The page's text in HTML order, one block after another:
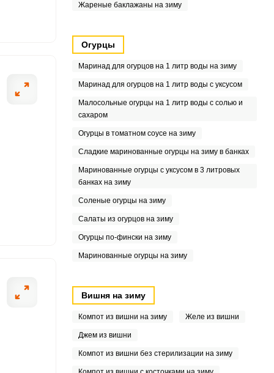
Жареные баклажаны на зиму
Огурцы
Маринад для огурцов на 1 литр воды на зиму
Маринад для огурцов на 1 литр воды с уксусом
Малосольные огурцы на 1 литр воды с солью и
сахаром
Огурцы в томатном соусе на зиму
Сладкие маринованные огурцы на зиму в банках
Маринованные огурцы с уксусом в 3 литровых
банках на зиму
Соленые огурцы на зиму
Салаты из огурцов на зиму
Огурцы по-фински на зиму
Маринованные огурцы на зиму
Вишня на зиму
Компот из вишни на зиму Желе из вишни
Джем из вишни
Компот из вишни без стерилизации на зиму